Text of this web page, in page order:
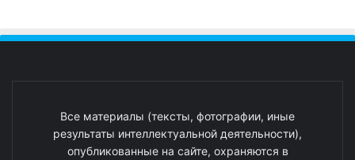
Все материалы (тексты, фотографии, иные
результаты интеллектуальной деятельности),
опубликованные на сайте, охраняются в